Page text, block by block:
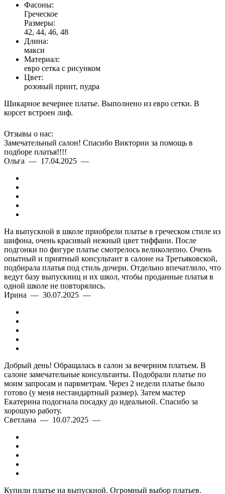
Фасоны:
Греческое
Размеры:
42, 44, 46, 48
Длина:
макси
Материал:
евро сетка с рисунком
Цвет:
розовый принт, пудра
Шикарное вечернее платье. Выполнено из евро сетки. В
корсет встроен лиф.
Отзывы о нас:
Замечательный салон! Спасибо Виктории за помощь в
подборе платья!!!!
Ольга — 17.04.2025 —
На выпускной в школе приобрели платье в греческом стиле из
шифона, очень красивый нежный цвет тиффани. После
подгонки по фигуре платье смотрелось великолепно. Очень
опытный и приятный консультант в салоне на Третьяковской,
подбирала платья под стиль дочери. Отдельно впечатлило, что
ведут базу выпускниц и их школ, чтобы проданные платья в
одной школе не повторялись.
Ирина — 30.07.2025 —
Добрый день! Обращалась в салон за вечерним платьем. В
салоне замечательные консультанты. Подобрали платье по
моим запросам и парвметрам. Через 2 недели платье было
готово (у меня нестандартный размер). Затем мастер
Екатерина подогнала посадку до идеальной. Спасибо за
хорошую работу.
Светлана — 10.07.2025 —
Купили платье на выпускной. Огромный выбор платьев.